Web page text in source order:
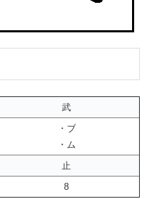
武
・ブ
・ム
止
8